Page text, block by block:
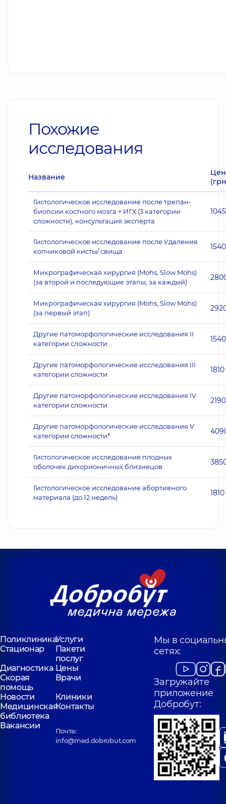
Похожие
исследования
Название
Гистологическое исследование после трепан-
биопсии костного мозга + ИГХ (3 категории
сложности), консультация эксперта
Гистологическое исследование после Удаления
копчиковой кисты/ свища
1540
Микрографическая хирургия (Mohs, Slow Mohs)
(за второй и последующие этапы, за каждый)
Микрографическая хирургия (Mohs, Slow Mohs)
(за первый этап)
Другие патоморфологические исследования II
категории сложности
1540
Другие патоморфологические исследования III
категории сложности
1810
Другие патоморфологические исследования IV
категории сложности
2190
Другие патоморфологические исследования V
категории сложности*
Гистологическое исследование плодных
оболочек дихорионичных близнецов
Гистологическое исследование абортивного
материала (до 12 недель)
1810
ПоликлиникаУслуги
Стационар
Пакети
послуг
Диагностика Цены
Скорая
помощь
Врачи
Новости
Клиники
Медицинская
библиотека
Контакты
Вакансии
Почта:
info@med.dobrobut.com
Мы в
сетях:
Загружайте
приложение
Добробут: